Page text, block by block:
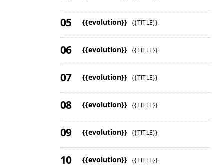
{{evolution}} {{TITLE}}
{{evolution}} {{TITLE}}
{{evolution}} {{TITLE}}
{{evolution}} {{TITLE}}
{{evolution}} {{TITLE}}
{{evolution}} {{TITLE}}